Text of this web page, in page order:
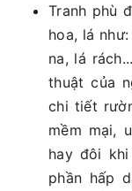
Tranh phù
hoa, lá
na, lá
thuật của
chi tiết
mềm mại,
hay đôi
phần hấp